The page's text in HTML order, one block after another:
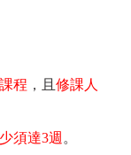
程 ，且 修課人
須達3週 。